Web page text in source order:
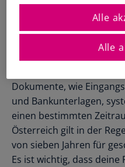
Alle
Übersicht &
Registrierte
Buchhalter
Beschaffung
Als Unternehmer bist du
Dokumente, wie
und Bankunterlagen,
einen bestimmten
Österreich gilt in der
von sieben Jahren für
Es ist wichtig, dass deine
Alle
Alle